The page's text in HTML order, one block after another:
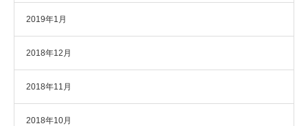
2019年1月
2018年12月
2018年11月
2018年10月